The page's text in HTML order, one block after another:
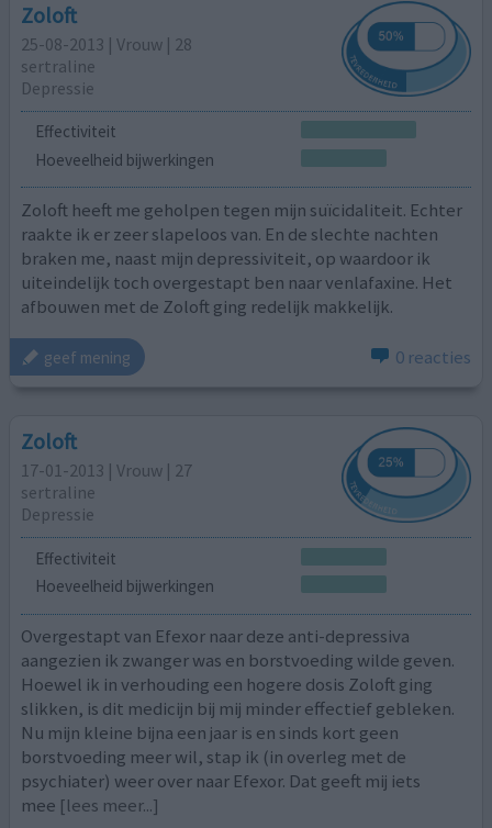
Zoloft
25-08-2013 | Vrouw | 28
sertraline
Depressie
Effectiviteit
Hoeveelheid bijwerkingen
Zoloft heeft me geholpen tegen mijn suïcidaliteit. Echter
raakte ik er zeer slapeloos van. En de slechte nachten
braken me, naast mijn depressiviteit, op waardoor ik
uiteindelijk toch overgestapt ben naar venlafaxine. Het
afbouwen met de Zoloft ging redelijk makkelijk.
geef mening 0 reacties
Zoloft
17-01-2013 | Vrouw | 27
sertraline
Depressie
Effectiviteit
Hoeveelheid bijwerkingen
Overgestapt van Efexor naar deze anti-depressiva
aangezien ik zwanger was en borstvoeding wilde geven.
Hoewel ik in verhouding een hogere dosis Zoloft ging
slikken, is dit medicijn bij mij minder effectief gebleken.
Nu mijn kleine bijna een jaar is en sinds kort geen
borstvoeding meer wil, stap ik (in overleg met de
psychiater) weer over naar Efexor. Dat geeft mij iets
mee [lees meer...]